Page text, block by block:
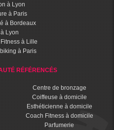
à Lyon
à Paris
à Bordeaux
Lyon
à Lille
à Paris
RÉFÉRENCÉS
Centre de bronzage
Coiffeuse à domicile
Esthéticienne à domicile
Coach Fitness à domicile
Parfumerie